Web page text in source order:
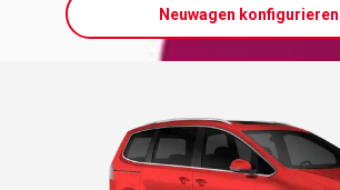
Neuwagen konfigurieren